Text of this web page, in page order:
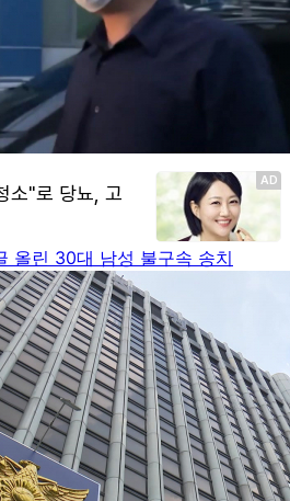
올린 30대 남성 불구속 송치